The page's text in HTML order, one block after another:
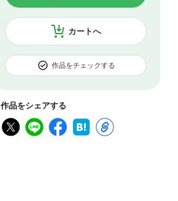
カートへ
作品をチェックする
作品をシェアする